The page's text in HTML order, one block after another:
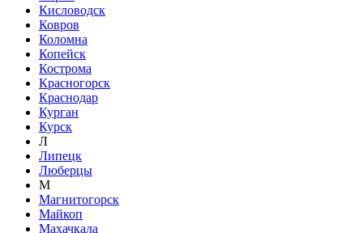
Кисловодск
Ковров
Коломна
Копейск
Кострома
Красногорск
Краснодар
Курган
Курск
Л
Липецк
Люберцы
М
Магнитогорск
Майкоп
Махачкала